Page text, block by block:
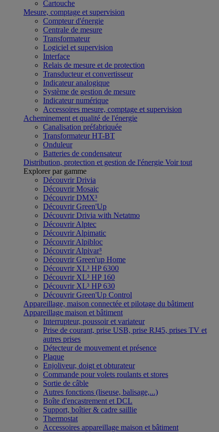
Cartouche
Mesure, comptage et supervision
Compteur d'énergie
Centrale de mesure
Transformateur
Logiciel et supervision
Interface
Relais de mesure et de protection
Transducteur et convertisseur
Indicateur analogique
Système de gestion de mesure
Indicateur numérique
Accessoires mesure, comptage et supervision
Acheminement et qualité de l'énergie
Canalisation préfabriquée
Transformateur HT-BT
Onduleur
Batteries de condensateur
Distribution, protection et gestion de l'énergie Voir tout
Explorer par gamme
Découvrir Drivia
Découvrir Mosaic
Découvrir DMX³
Découvrir Green'Up
Découvrir Drivia with Netatmo
Découvrir Alptec
Découvrir Alpimatic
Découvrir Alpibloc
Découvrir Alpivar³
Découvrir Green'up Home
Découvrir XL³ HP 6300
Découvrir XL³ HP 160
Découvrir XL³ HP 630
Découvrir Green'Up Control
Appareillage, maison connectée et pilotage du bâtiment
Appareillage maison et bâtiment
Interrupteur, poussoir et variateur
Prise de courant, prise USB, prise RJ45, prises TV et
autres prises
Détecteur de mouvement et présence
Plaque
Enjoliveur, doigt et obturateur
Commande pour volets roulants et stores
Sortie de câble
Autres fonctions (liseuse, balisage,...)
Boîte d'encastrement et DCL
Support, boîtier & cadre saillie
Thermostat
Accessoires appareillage maison et bâtiment